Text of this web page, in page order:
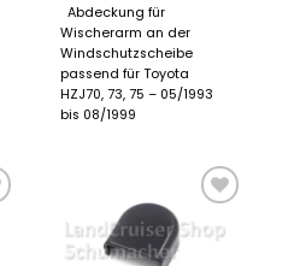
Abdeckung für
Wischerarm an der
Windschutzscheibe
passend für Toyota
HZJ70, 73, 75 – 05/1993
bis 08/1999
Zum
Merkzettel
hinzufügen